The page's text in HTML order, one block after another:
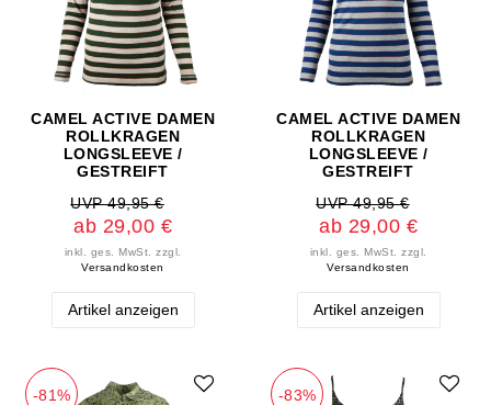
CAMEL ACTIVE DAMEN
ROLLKRAGEN
LONGSLEEVE /
GESTREIFT
UVP 49,95 €
ab 29,00 €
inkl. ges. MwSt. zzgl.
Versandkosten
Artikel anzeigen
CAMEL ACTIVE DAMEN
ROLLKRAGEN
LONGSLEEVE /
GESTREIFT
UVP 49,95 €
ab 29,00 €
inkl. ges. MwSt. zzgl.
Versandkosten
Artikel anzeigen
-81% -83%